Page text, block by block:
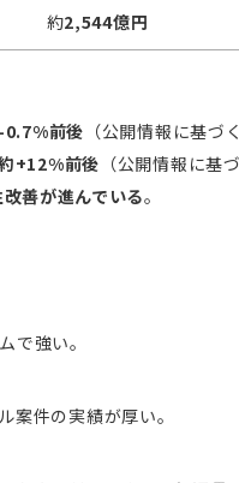
約2,544億円
0.7%前後 （公開情報に基づく
+12%前後 （公開情報に基づ
善が進んでいる。
で強い。
案件の実績が厚い。